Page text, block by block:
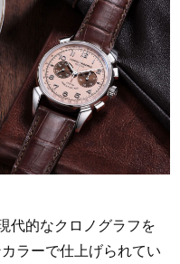
代的なクロノグラフを
ラーで仕上げられてい